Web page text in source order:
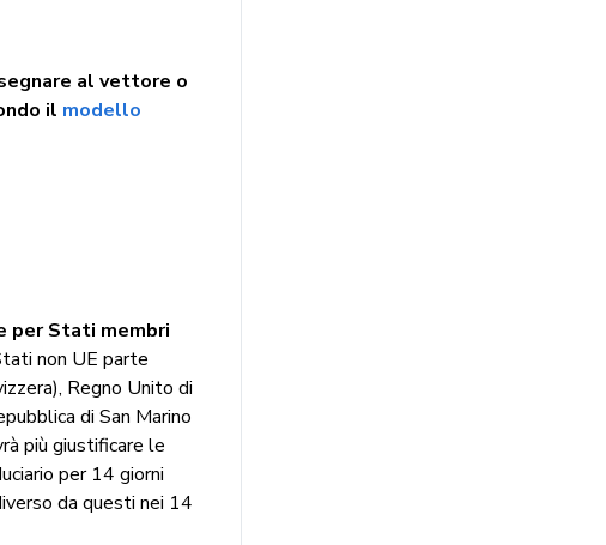
al vettore o
il modello
per Stati membri
non UE parte
Regno Unito di
di San Marino
più giustificare le
per 14 giorni
da questi nei 14